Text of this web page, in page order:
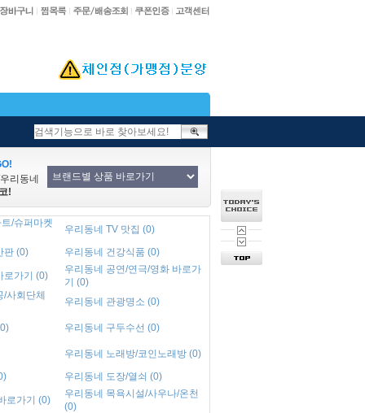
리동네
!
/슈퍼마켓
우리동네 TV 맛집 (0)
판 (0)
우리동네 건강식품 (0)
로가기 (0)
우리동네 공연/연극/영화 바로가
기 (0)
사회단체
우리동네 관광명소 (0)
우리동네 구두수선 (0)
우리동네 노래방/코인노래방 (0)
우리동네 도장/열쇠 (0)
로가기 (0)
우리동네 목욕시설/사우나/온천
(0)